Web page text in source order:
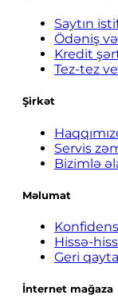
Saytın
Ödəniş
Kredit
Tez-tez
Şirkət
Servis
Bizimlə
Məlumat
Hissə-
Geri
İnternet mağaza